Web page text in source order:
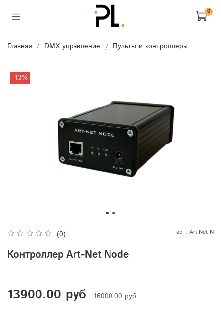
0
Главная DMX управление Пульты и контроллеры
-13%
(0) арт. Art-Net N
Контроллер Art-Net Node
13900.00 руб 16000.00 руб